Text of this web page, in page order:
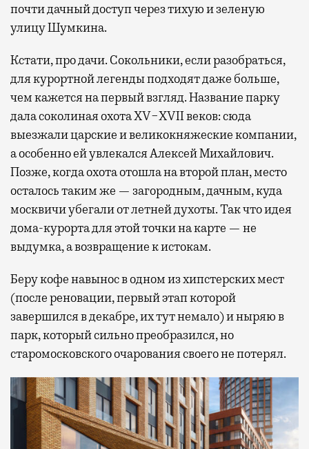
почти дачный доступ через тихую и зеленую
улицу Шумкина.
Кстати, про дачи. Сокольники, если разобраться,
для курортной легенды подходят даже больше,
чем кажется на первый взгляд. Название парку
дала соколиная охота XV−XVII веков: сюда
выезжали царские и великокняжеские компании,
а особенно ей увлекался Алексей Михайлович.
Позже, когда охота отошла на второй план, место
осталось таким же — загородным, дачным, куда
москвичи убегали от летней духоты. Так что идея
дома-курорта для этой точки на карте — не
выдумка, а возвращение к истокам.
Беру кофе навынос в одном из хипстерских мест
(после реновации, первый этап которой
завершился в декабре, их тут немало) и ныряю в
парк, который сильно преобразился, но
старомосковского очарования своего не потерял.